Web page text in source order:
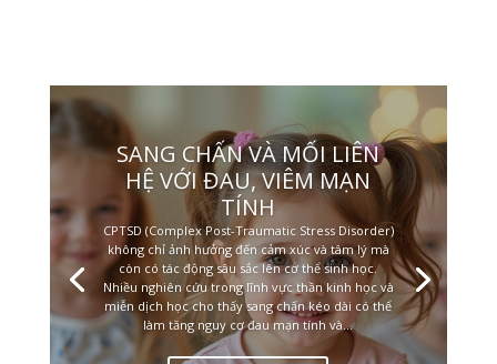
SANG CHẤN VÀ MỐI LIÊN
HỆ VỚI ĐAU, VIÊM MẠN
TÍNH
CPTSD (Complex Post-Traumatic Stress Disorder)
không chỉ ảnh hưởng đến cảm xúc và tâm lý mà
còn có tác động sâu sắc lên cơ thể sinh học.
Nhiều nghiên cứu trong lĩnh vực thần kinh học và
miễn dịch học cho thấy sang chấn kéo dài có thể
làm tăng nguy cơ đau mạn tính và...